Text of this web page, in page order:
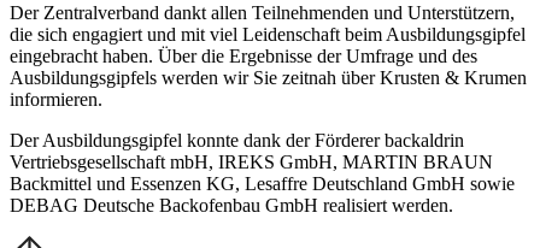
Der Zentralverband dankt allen Teilnehmenden und Unterstützern,
die sich engagiert und mit viel Leidenschaft beim Ausbildungsgipfel
eingebracht haben. Über die Ergebnisse der Umfrage und des
Ausbildungsgipfels werden wir Sie zeitnah über Krusten & Krumen
informieren.
Der Ausbildungsgipfel konnte dank der Förderer backaldrin
Vertriebsgesellschaft mbH, IREKS GmbH, MARTIN BRAUN
Backmittel und Essenzen KG, Lesaffre Deutschland GmbH sowie
DEBAG Deutsche Backofenbau GmbH realisiert werden.